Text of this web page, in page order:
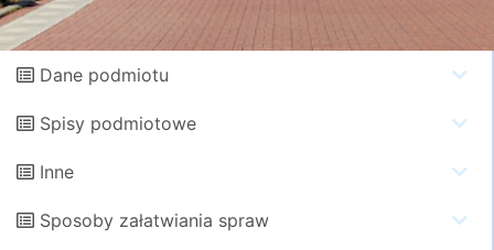
Dane podmiotu
Spisy podmiotowe
Inne
Sposoby załatwiania spraw